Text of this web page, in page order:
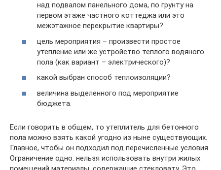
над подвалом панельного дома, по грунту на
первом этаже частного коттеджа или это
межэтажное перекрытие квартиры?
цель мероприятия – произвести простое
утепление или же устройство теплого водяного
пола (как вариант – электрического)?
какой выбран способ теплоизоляции?
величина выделенного под мероприятие
бюджета.
Если говорить в общем, то утеплитель для бетонного
пола можно взять какой угодно из ныне существующих.
Главное, чтобы он подходил под перечисленные условия.
Ограничение одно: нельзя использовать внутри жилых